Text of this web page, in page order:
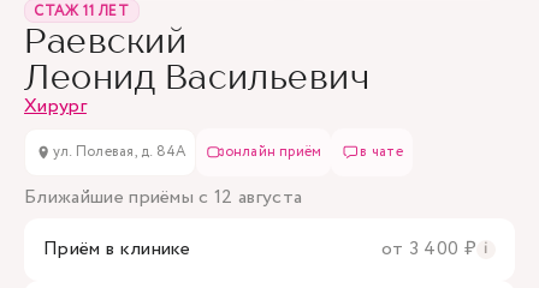
СТАЖ 11 ЛЕТ
Раевский
Леонид Васильевич
Хирург
ул. Полевая, д. 84А онлайн приём в чате
Ближайшие приёмы с 12 августа
Приём в клинике
от 3 400 ₽ i